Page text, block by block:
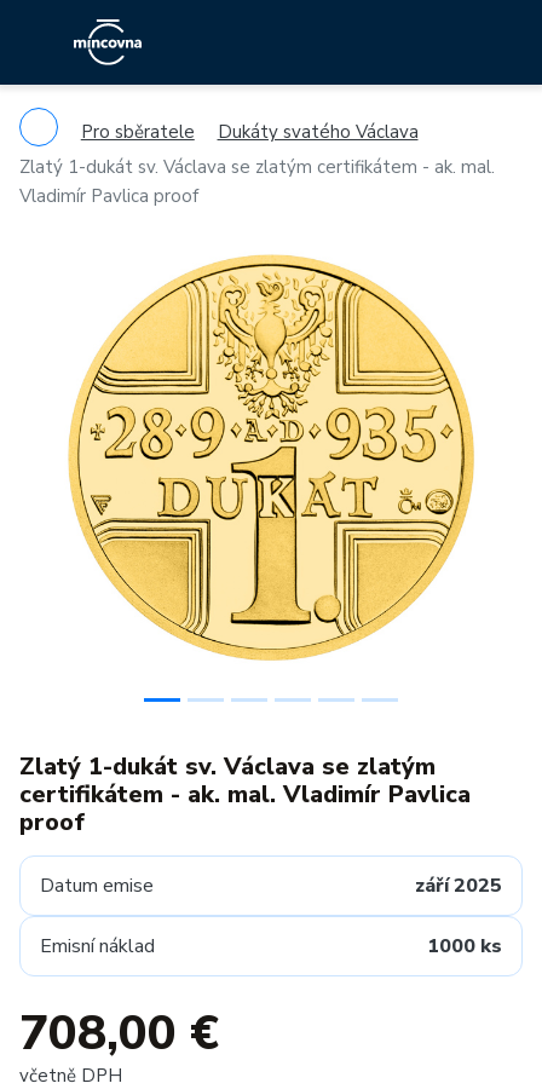
Pro sběratele
Dukáty svatého Václava
Zlatý 1-dukát sv. Václava se zlatým certifikátem - ak. mal.
Vladimír Pavlica proof
Previous
Zlatý 1-dukát sv. Václava se zlatým
certifikátem - ak. mal. Vladimír Pavlica
proof
Datum emise září 2025
Emisní náklad 1000 ks
708,00 €
včetně DPH